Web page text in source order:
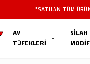
"SATILAN TÜM
AV
TÜFEKLERİ
SİLAH